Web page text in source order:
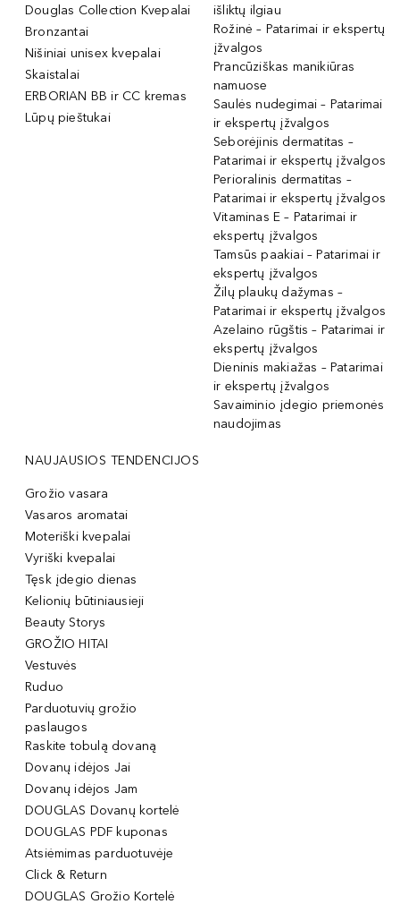
Douglas Collection Kvepalai
Bronzantai
Nišiniai unisex kvepalai
Skaistalai
ERBORIAN BB ir CC kremas
Lūpų pieštukai
išliktų ilgiau
Rožinė – Patarimai ir ekspertų
įžvalgos
Prancūziškas manikiūras
namuose
Saulės nudegimai – Patarimai
ir ekspertų įžvalgos
Seborėjinis dermatitas –
Patarimai ir ekspertų įžvalgos
Perioralinis dermatitas –
Patarimai ir ekspertų įžvalgos
Vitaminas E – Patarimai ir
ekspertų įžvalgos
Tamsūs paakiai – Patarimai ir
ekspertų įžvalgos
Žilų plaukų dažymas –
Patarimai ir ekspertų įžvalgos
Azelaino rūgštis – Patarimai ir
ekspertų įžvalgos
Dieninis makiažas – Patarimai
ir ekspertų įžvalgos
Savaiminio įdegio priemonės
naudojimas
NAUJAUSIOS TENDENCIJOS
Grožio vasara
Vasaros aromatai
Moteriški kvepalai
Vyriški kvepalai
Tęsk įdegio dienas
Kelionių būtiniausieji
Beauty Storys
GROŽIO HITAI
Vestuvės
Ruduo
Parduotuvių grožio
paslaugos
Raskite tobulą dovaną
Dovanų idėjos Jai
Dovanų idėjos Jam
DOUGLAS Dovanų kortelė
DOUGLAS PDF kuponas
Atsiėmimas parduotuvėje
Click & Return
DOUGLAS Grožio Kortelė